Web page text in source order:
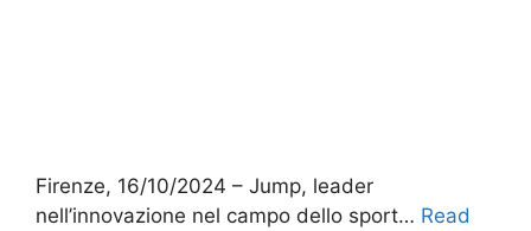
Firenze, 16/10/2024 – Jump, leader
nell’innovazione nel campo dello sport… Read